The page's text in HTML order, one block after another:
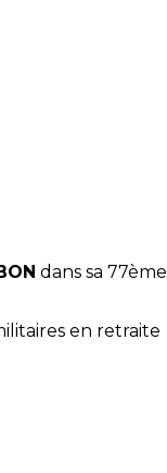
dans sa 77ème
en retraite